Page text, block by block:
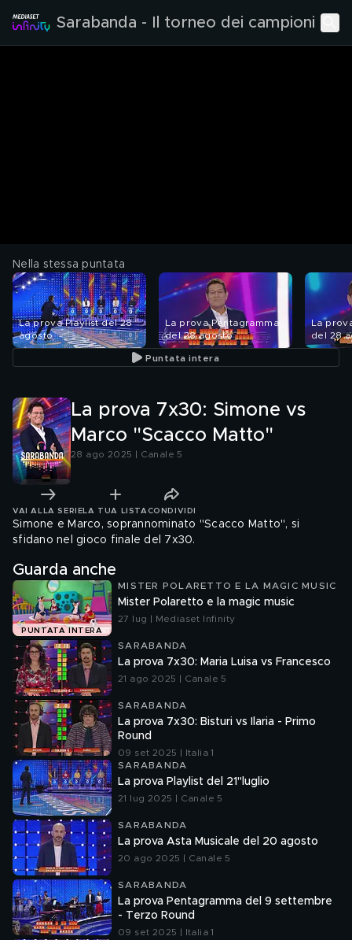
Sarabanda - Il torneo dei campioni
Nella stessa puntata
La prova Playlist del 28
agosto
La prova Pentagramma
del 28 agosto
La
del 28
Puntata intera
La prova 7x30: Simone vs
Marco "Scacco Matto"
28 ago 2025 | Canale 5
VAI ALLA SERIE LA TUA LISTA CONDIVIDI
Simone e Marco, soprannominato "Scacco Matto", si
sfidano nel gioco finale del 7x30.
Guarda anche
PUNTATA INTERA
MISTER POLARETTO E LA MAGIC MUSIC
Mister Polaretto e la magic music
27 lug | Mediaset Infinity
SARABANDA
La prova 7x30: Maria Luisa vs Francesco
21 ago 2025 | Canale 5
SARABANDA
La prova 7x30: Bisturi vs Ilaria - Primo
Round
09 set 2025 | Italia 1
SARABANDA
La prova Playlist del 21"luglio
21 lug 2025 | Canale 5
SARABANDA
La prova Asta Musicale del 20 agosto
20 ago 2025 | Canale 5
SARABANDA
La prova Pentagramma del 9 settembre
- Terzo Round
09 set 2025 | Italia 1